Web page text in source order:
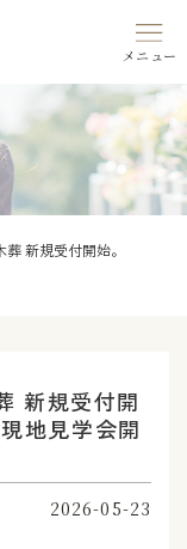
新規受付開始。
新規受付開
地見学会開
2026-05-23